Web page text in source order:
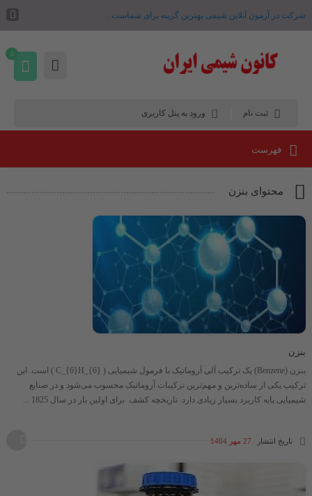
شرکت در آزمون آنلاین شیمی بهترین گزینه برای شماست .
ثبت نام ورود به پنل کاربری
0
فهرست
محتوای بنزن
بنزن
بنزن (Benzene) یک ترکیب آلی آروماتیک با فرمول شیمیایی ​( C_{6}H_{6} )​ است. این
ترکیب یکی از ساده‌ترین و مهم‌ترین ترکیبات آروماتیک محسوب می‌شود و در صنایع
شیمیایی پایه کاربرد بسیار زیادی دارد. تاریخچه کشف برای اولین بار در سال 1825 ...
تاریخ انتشار 27 مهر 1404